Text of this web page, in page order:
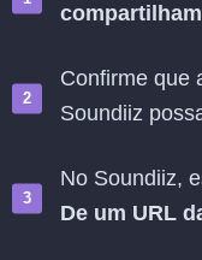
Confirme que
Soundiiz
No Soundiiz,
De um URL